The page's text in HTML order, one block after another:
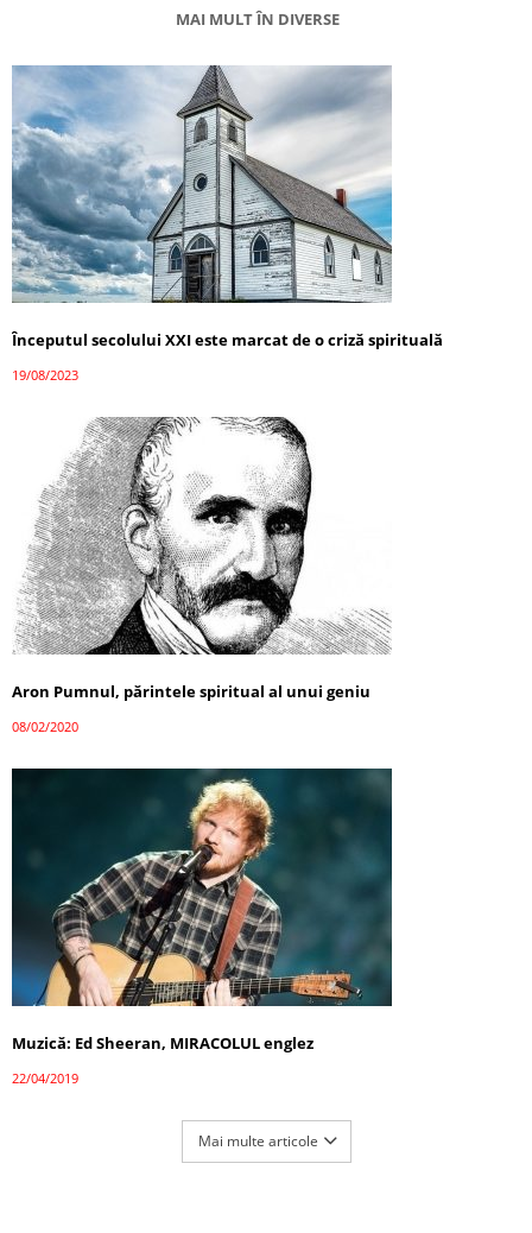
MAI MULT ÎN DIVERSE
Începutul secolului XXI este marcat de o criză spirituală
19/08/2023
Aron Pumnul, părintele spiritual al unui geniu
08/02/2020
Muzică: Ed Sheeran, MIRACOLUL englez
22/04/2019
Mai multe articole